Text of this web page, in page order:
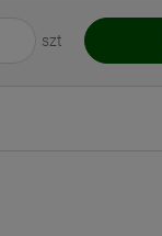
szt